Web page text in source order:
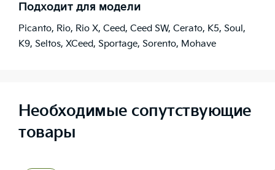
Подходит для модели
Picanto, Rio, Rio X, Ceed, Ceed SW, Cerato, K5, Soul,
K9, Seltos, XCeed, Sportage, Sorento, Mohave
Необходимые сопутствующие
товары